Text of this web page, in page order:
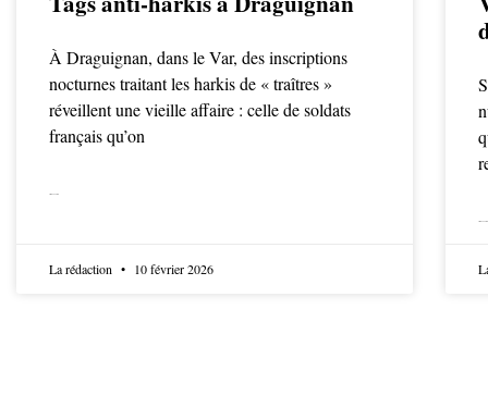
À Draguignan, dans le Var, des inscriptions
nocturnes traitant les harkis de « traîtres »
réveillent une vieille affaire : celle de soldats
français qu’on
La rédaction 10 février 2026